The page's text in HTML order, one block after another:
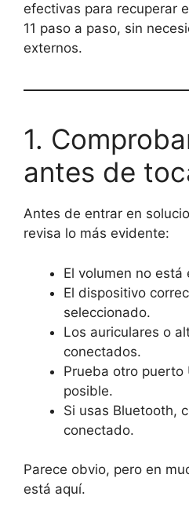
efectivas para recuperar
11 paso a paso, sin
externos.
1.
antes de
Antes de entrar en
revisa lo más evidente:
El volumen no está
El dispositivo
seleccionado.
Los auriculares o
conectados.
Prueba otro puerto
posible.
Si usas Bluetooth,
conectado.
Parece obvio, pero en
está aquí.